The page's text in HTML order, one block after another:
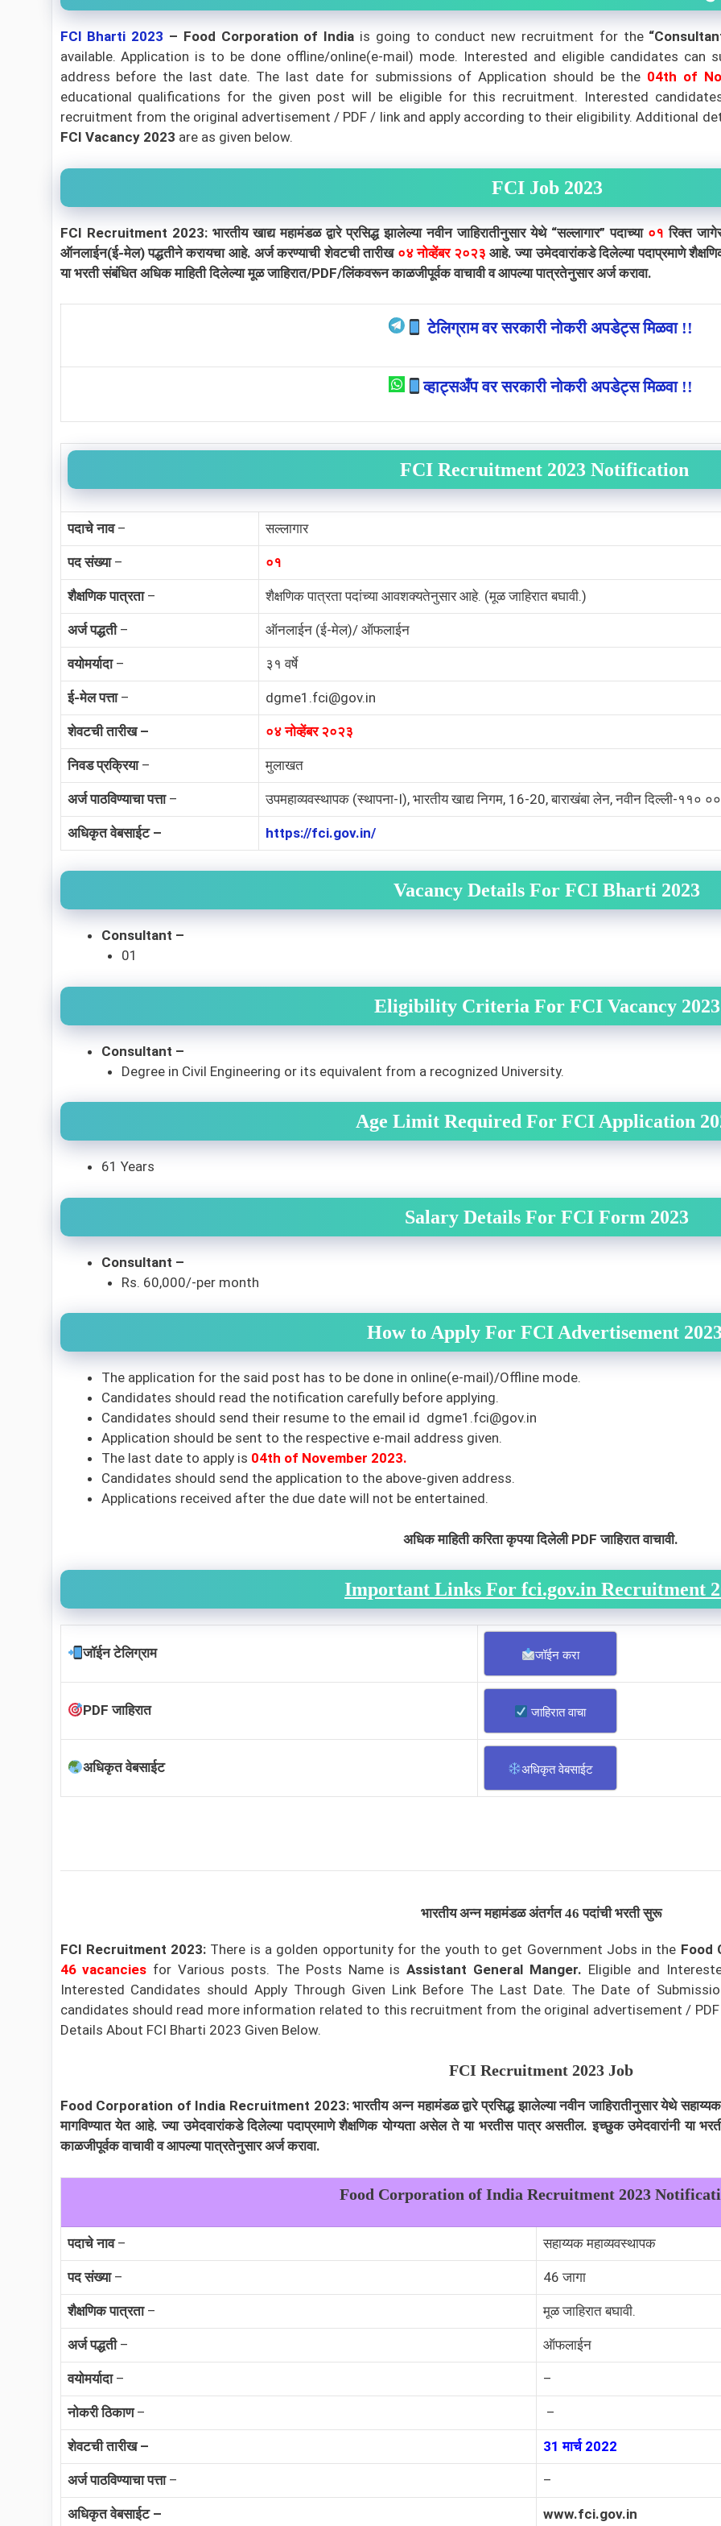
FCI Bharti 2023 – Food Corporation of India is going to conduct new recruitment for the
available. Application is to be done offline/online(e-mail) mode. Interested and eligible candidates
address before the last date. The last date for submissions of Application should be the 04th of
educational qualifications for the given post will be eligible for this recruitment. Interested
recruitment from the original advertisement / PDF / link and apply according to their eligibility.Additional
FCI Vacancy 2023 are as given below.
FCI Job 2023
FCI Recruitment 2023: भारतीय खाद्य महामंडळ द्वारे प्रसिद्ध झालेल्या नवीन जाहिरातीनुसार येथे “सल्लागार” पदाच्या ०१रिक्त
ऑनलाईन(ई-मेल) पद्धतीने करायचा आहे. अर्ज करण्याची शेवटची तारीख ०४ नोव्हेंबर २०२३ आहे. ज्या उमेदवारांकडे दिलेल्या पदाप्रमाणे
या भरती संबंधित अधिक माहिती दिलेल्या मूळ जाहिरात/PDF/लिंकवरून काळजीपूर्वक वाचावी व आपल्या पात्रतेनुसार अर्ज करावा.
टेलिग्राम वर सरकारी नोकरी अपडेट्स मिळवा !!
व्हाट्सअँप वर सरकारी नोकरी अपडेट्स मिळवा !!
FCI Recruitment 2023 Notification
पदाचे नाव– सल्लागार
पद संख्या– ०१
शैक्षणिक पात्रता– शैक्षणिक पात्रता पदांच्या आवशक्यतेनुसार आहे. (मूळ जाहिरात बघावी.)
अर्ज पद्धती– ऑनलाईन (ई-मेल)/ ऑफलाईन
वयोमर्यादा– ३१ वर्षे
ई-मेल पत्ता– dgme1.fci@gov.in
शेवटची तारीख – ०४ नोव्हेंबर २०२३
निवड प्रक्रिया– मुलाखत
अर्ज पाठविण्याचा पत्ता– उपमहाव्यवस्थापक (स्थापना-I), भारतीय खाद्य निगम, 16-20, बाराखंबा लेन, नवीन दिल्ली-११०
अधिकृत वेबसाईट – https://fci.gov.in/
Vacancy Details For FCI Bharti 2023
Consultant –
01
Eligibility Criteria For FCI Vacancy 2023
Consultant –
Degree in Civil Engineering or its equivalent from a recognized University.
Age Limit Required For FCI Application
61 Years
Salary Details For FCI Form 2023
Consultant –
Rs. 60,000/-per month
How to Apply For FCI Advertisement
The application for the said post has to be done in online(e-mail)/Offline mode.
Candidates should read the notification carefully before applying.
Candidates should send their resume to the email id dgme1.fci@gov.in
Application should be sent to the respective e-mail address given.
The last date to apply is 04th of November 2023.
Candidates should send the application to the above-given address.
Applications received after the due date will not be entertained.
अधिक माहिती करिता कृपया दिलेली PDF जाहिरात वाचावी.
Important Links For fci.gov.in Recruitment
जॉईन टेलिग्राम जॉईन करा
PDF जाहिरात जाहिरात वाचा
अधिकृत वेबसाईट अधिकृत वेबसाईट
भारतीय अन्न महामंडळअंतर्गत 46 पदांची भरती सुरू
FCI Recruitment 2023: There is a golden opportunity for the youth to get Government Jobs in the Food
46 vacancies for Various posts. The Posts Name isAssistant General Manger. Eligible and
Interested Candidates should Apply Through Given Link Before The Last Date. The Date of
candidates should read more information related to this recruitment from the original advertisement /
Details About FCI Bharti 2023 Given Below.
FCI Recruitment 2023 Job
Food Corporation of India Recruitment 2023:भारतीय अन्न महामंडळद्वारे प्रसिद्ध झालेल्या नवीन जाहिरातीनुसार येथे
मागविण्यात येत आहे. ज्या उमेदवारांकडे दिलेल्या पदाप्रमाणे शैक्षणिक योग्यता असेल ते या भरतीस पात्र असतील. इच्छुक उमेदवारांनी या
काळजीपूर्वक वाचावी व आपल्या पात्रतेनुसार अर्ज करावा.
Food Corporation of India Recruitment 2023
पदाचे नाव– सहाय्यक महाव्यवस्थापक
पद संख्या– 46 जागा
शैक्षणिक पात्रता– मूळ जाहिरात बघावी.
अर्ज पद्धती– ऑफलाईन
वयोमर्यादा– –
नोकरी ठिकाण– –
शेवटची तारीख – 31 मार्च 2022
अर्ज पाठविण्याचा पत्ता– –
अधिकृत वेबसाईट – www.fci.gov.in